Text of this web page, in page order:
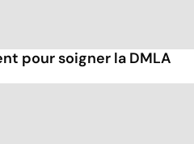
pour soigner la DMLA